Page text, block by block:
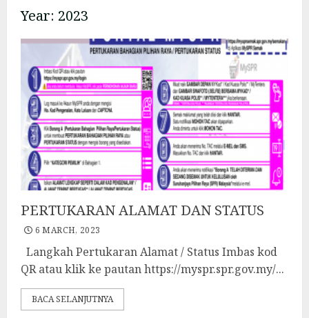
Year: 2023
PERTUKARAN ALAMAT DAN STATUS
6 MARCH, 2023
Langkah Pertukaran Alamat / Status Imbas kod
QR atau klik ke pautan https://myspr.spr.gov.my/...
BACA SELANJUTNYA